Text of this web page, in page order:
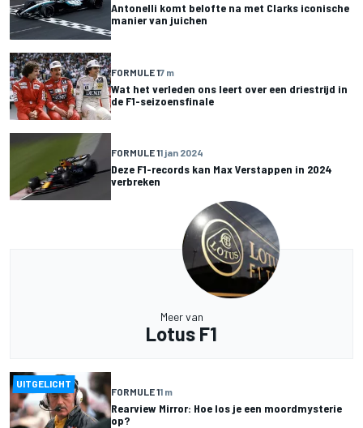
Antonelli komt belofte na met Clarks iconische
manier van juichen
FORMULE 17 m
Wat het verleden ons leert over een driestrijd in
de F1-seizoensfinale
FORMULE 11 jan 2024
Deze F1-records kan Max Verstappen in 2024
verbreken
Meer van
Lotus F1
UITGELICHT
FORMULE 11 m
Rearview Mirror: Hoe los je een moordmysterie
op?